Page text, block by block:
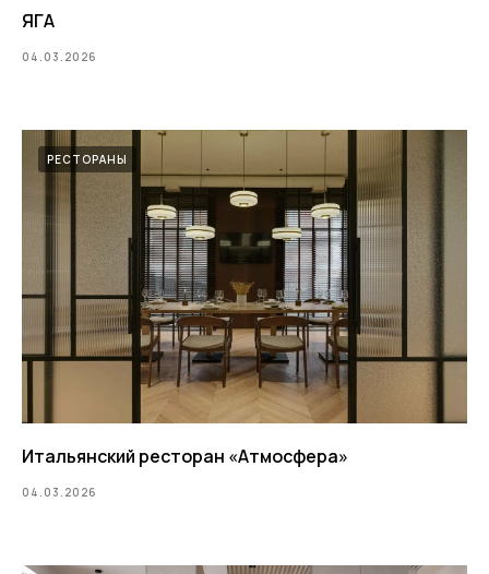
ЯГА
04.03.2026
РЕСТОРАНЫ
Итальянский ресторан «‎Атмосфера»
04.03.2026